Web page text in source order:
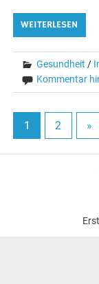
WEITERLESEN
Gesundheit /
Kommentar
1 2 »